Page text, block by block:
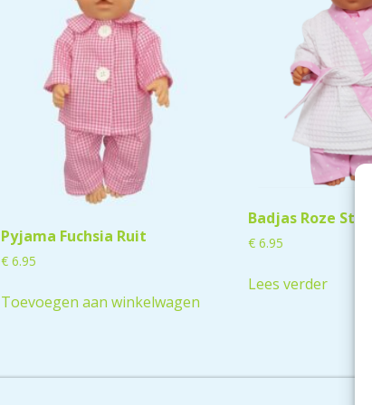
Pyjama Fuchsia Ruit
€6.95
Toevoegen aan winkelwagen
Badjas Roze Ster
€6.95
Lees verder